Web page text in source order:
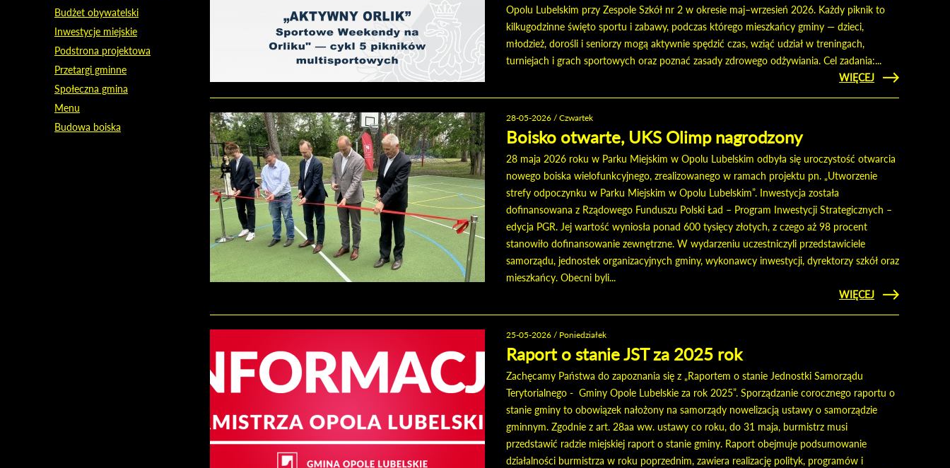
Budżet obywatelski
Inwestycje miejskie
Podstrona projektowa
Przetargi gminne
Społeczna gmina
Menu
Budowa boiska
Opolu Lubelskim przy Zespole Szkół nr 2 w okresie maj–wrzesień 2026. Każdy piknik to
kilkugodzinne święto sportu i zabawy, podczas którego mieszkańcy gminy — dzieci,
młodzież, dorośli i seniorzy mogą aktywnie spędzić czas, wziąć udział w treningach,
turniejach i grach sportowych oraz poznać zasady zdrowego odżywiania. Cel zadania:...
CZYTAJ
WIĘCEJ
ORLIK
28-05-2026 / Czwartek
Boisko otwarte, UKS Olimp nagrodzony
28 maja 2026 roku w Parku Miejskim w Opolu Lubelskim odbyła się uroczystość otwarcia
nowego boiska wielofunkcyjnego, zrealizowanego w ramach projektu pn. „Utworzenie
strefy odpoczynku w Parku Miejskim w Opolu Lubelskim”. Inwestycja została
dofinansowana z Rządowego Funduszu Polski Ład – Program Inwestycji Strategicznych –
edycja PGR. Jej wartość wyniosła ponad 600 tysięcy złotych, z czego aż 98 procent
stanowiło dofinansowanie zewnętrzne. W wydarzeniu uczestniczyli przedstawiciele
samorządu, jednostek organizacyjnych gminy, wykonawcy inwestycji, dyrektorzy szkół oraz
mieszkańcy. Obecni byli...
CZYTAJ
WIĘCEJ
O BOISKO
UKS OLIMP
25-05-2026 / Poniedziałek
Raport o stanie JST za 2025 rok
Zachęcamy Państwa do zapoznania się z „Raportem o stanie Jednostki Samorządu
Terytorialnego - Gminy Opole Lubelskie za rok 2025”. Sporządzanie corocznego raportu o
stanie gminy to obowiązek nałożony na samorządy nowelizacją ustawy o samorządzie
gminnym. Zgodnie z art. 28aa ww. ustawy co roku, do 31 maja, burmistrz musi
przedstawić radzie miejskiej raport o stanie gminy. Raport obejmuje podsumowanie
działalności burmistrza w roku poprzednim, zawiera realizację polityk, programów i